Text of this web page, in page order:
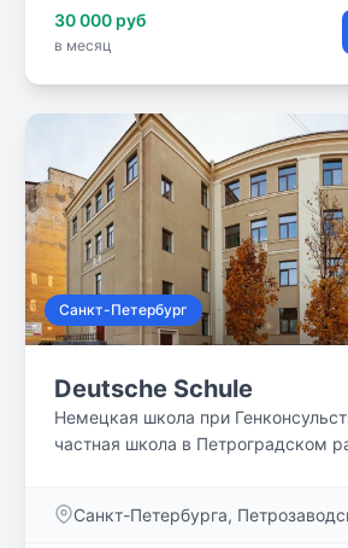
30 000 руб
в месяц
Санкт-Петербург
Deutsche Schule
Немецкая школа при
частная школа в Петроградском
безопасное специально
Санкт-Петербурга,